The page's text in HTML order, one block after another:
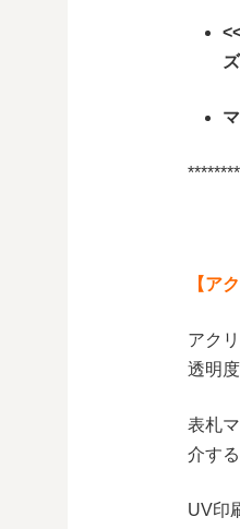
ズ
【ア
アク
透明
表札
介す
UV印